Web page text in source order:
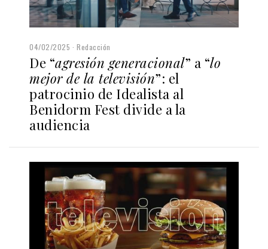
04/02/2025 Redacción
De “agresión generacional” a “lo
mejor de la televisión”: el
patrocinio de Idealista al
Benidorm Fest divide a la
audiencia